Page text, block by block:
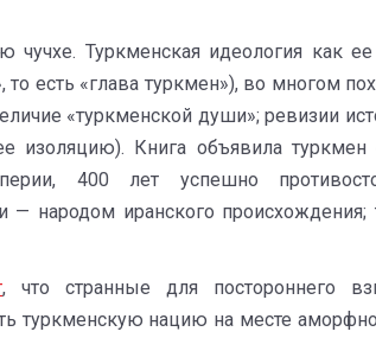
Туркменская идеология как
есть «глава туркмен»), во многом
«туркменской души»; ревизии
изоляцию). Книга объявила
400 лет успешно
народом иранского происхождения;
, что странные для постороннего
туркменскую нацию на месте